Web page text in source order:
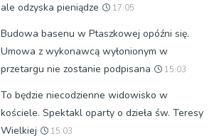
ale odzyska pieniądze
17:05
Budowa basenu w Ptaszkowej opóźni się.
Umowa z wykonawcą wyłonionym w
przetargu nie zostanie podpisana
15:03
To będzie niecodzienne widowisko w
kościele. Spektakl oparty o dzieła św. Teresy
Wielkiej
15:03